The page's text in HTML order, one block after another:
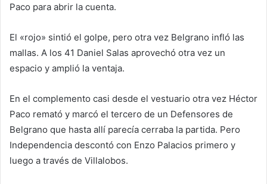
Paco para abrir la cuenta.
El «rojo» sintió el golpe, pero otra vez Belgrano infló las
mallas. A los 41 Daniel Salas aprovechó otra vez un
espacio y amplió la ventaja.
En el complemento casi desde el vestuario otra vez Héctor
Paco remató y marcó el tercero de un Defensores de
Belgrano que hasta allí parecía cerraba la partida. Pero
Independencia descontó con Enzo Palacios primero y
luego a través de Villalobos.